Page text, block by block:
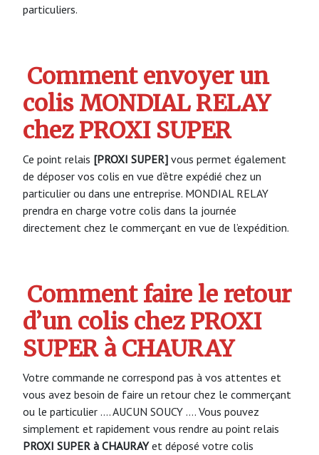
particuliers.
Comment envoyer un
colis MONDIAL RELAY
chez PROXI SUPER
Ce point relais [PROXI SUPER] vous permet également
de déposer vos colis en vue d’être expédié chez un
particulier ou dans une entreprise. MONDIAL RELAY
prendra en charge votre colis dans la journée
directement chez le commerçant en vue de l’expédition.
Comment faire le retour
d’un colis chez PROXI
SUPER à CHAURAY
Votre commande ne correspond pas à vos attentes et
vous avez besoin de faire un retour chez le commerçant
ou le particulier …. AUCUN SOUCY …. Vous pouvez
simplement et rapidement vous rendre au point relais
PROXI SUPER à CHAURAYet déposé votre colis